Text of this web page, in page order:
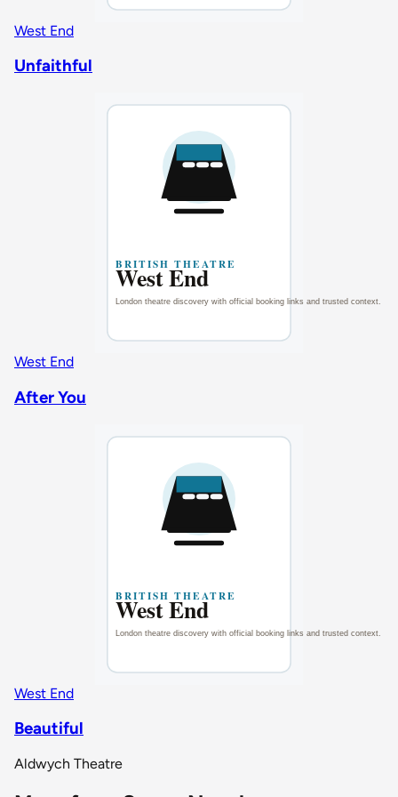
West End
Unfaithful
West End
After You
West End
Beautiful
Aldwych Theatre